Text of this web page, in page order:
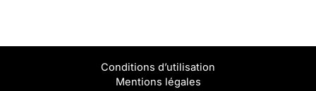
Conditions d’utilisation
Mentions légales